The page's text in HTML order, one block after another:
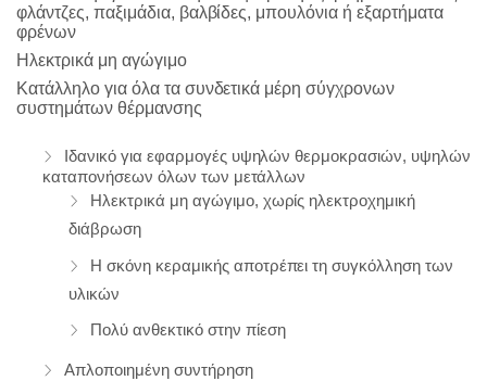
φλάντζες, παξιμάδια, βαλβίδες, μπουλόνια ή εξαρτήματα
φρένων
Ηλεκτρικά μη αγώγιμο
Κατάλληλο για όλα τα συνδετικά μέρη σύγχρονων
συστημάτων θέρμανσης
Iδανικό για εφαρμογές υψηλών θερμοκρασιών, υψηλών
καταπονήσεων όλων των μετάλλων
Ηλεκτρικά μη αγώγιμο, χωρίς ηλεκτροχημική
διάβρωση
Η σκόνη κεραμικής αποτρέπει τη συγκόλληση των
υλικών
Πολύ ανθεκτικό στην πίεση
Απλοποιημένη συντήρηση